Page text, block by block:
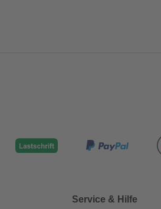
Service & Hilfe